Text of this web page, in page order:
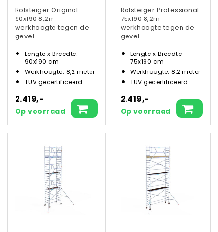
Rolsteiger Original
90x190 8,2m
werkhoogte tegen de
gevel
Lengte x Breedte:
90x190 cm
Werkhoogte: 8,2 meter
TÜV gecertificeerd
2.419,-
Op voorraad
Rolsteiger Professional
75x190 8,2m
werkhoogte tegen de
gevel
Lengte x Breedte:
75x190 cm
Werkhoogte: 8,2 meter
TÜV gecertificeerd
2.419,-
Op voorraad